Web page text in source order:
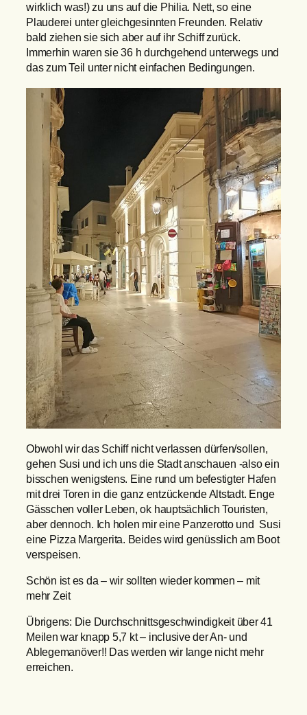
wirklich was!) zu uns auf die Philia. Nett, so eine
Plauderei unter gleichgesinnten Freunden. Relativ
bald ziehen sie sich aber auf ihr Schiff zurück.
Immerhin waren sie 36 h durchgehend unterwegs und
das zum Teil unter nicht einfachen Bedingungen.
Obwohl wir das Schiff nicht verlassen dürfen/sollen,
gehen Susi und ich uns die Stadt anschauen -also ein
bisschen wenigstens. Eine rund um befestigter Hafen
mit drei Toren in die ganz entzückende Altstadt. Enge
Gässchen voller Leben, ok hauptsächlich Touristen,
aber dennoch. Ich holen mir eine Panzerotto und Susi
eine Pizza Margerita. Beides wird genüsslich am Boot
verspeisen.
Schön ist es da – wir sollten wieder kommen – mit
mehr Zeit
Übrigens: Die Durchschnittsgeschwindigkeit über 41
Meilen war knapp 5,7 kt – inclusive der An- und
Ablegemanöver!! Das werden wir lange nicht mehr
erreichen.